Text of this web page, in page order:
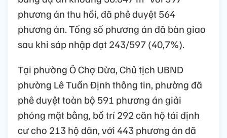
phương án thu hồi, đã phê duyệt 564
phương án. Tổng số phương án đã bàn giao
sau khi sáp nhập đạt 243/597 (40,7%).
Tại phường Ô Chợ Dừa, Chủ tịch UBND
phường Lê Tuấn Định thông tin, phường đã
phê duyệt toàn bộ 591 phương án giải
phóng mặt bằng, bố trí 292 căn hộ tái định
cư cho 213 hộ dân, với 443 phương án đã